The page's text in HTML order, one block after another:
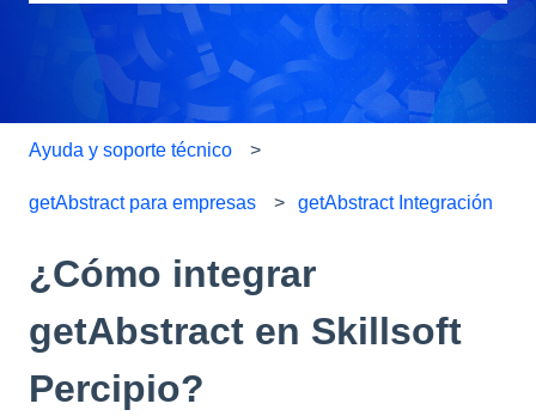
No hay sugerencias porque el campo de búsqueda
Ayuda y soporte técnico
getAbstract para empresas getAbstract Integración
¿Cómo integrar
getAbstract en Skillsoft
Percipio?